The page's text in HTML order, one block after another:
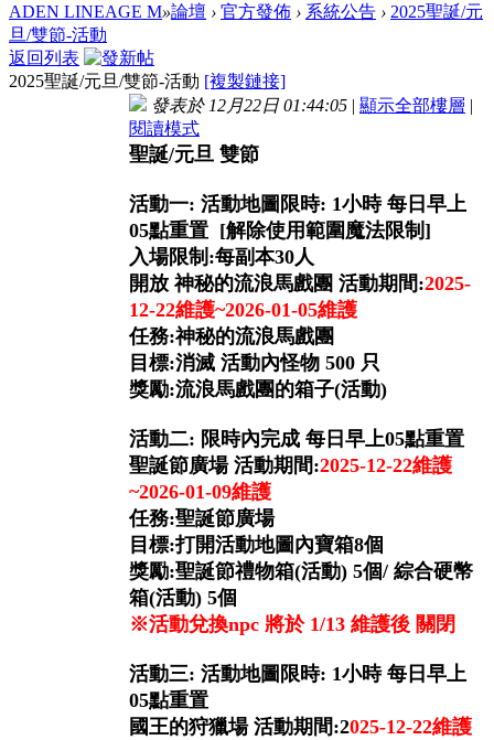
ADEN LINEAGE M»論壇 › 官方發佈 › 系統公告 › 2025聖誕/元
旦/雙節-活動
返回列表
2025聖誕/元旦/雙節-活動 [複製鏈接]
發表於 12月22日 01:44:05 | 顯示全部樓層 |
閱讀模式
聖誕/元旦 雙節
活動一: 活動地圖限時: 1小時 每日早上
05點重置 [解除使用範圍魔法限制]
入場限制:每副本30人
開放 神秘的流浪馬戲團 活動期間:2025-
12-22維護~2026-01-05維護
任務:神秘的流浪馬戲團
目標:消滅 活動內怪物 500 只
獎勵:流浪馬戲團的箱子(活動)
活動二: 限時內完成 每日早上05點重置
聖誕節廣場 活動期間:2025-12-22維護
~2026-01-09維護
任務:聖誕節廣場
目標:打開活動地圖內寶箱8個
獎勵:聖誕節禮物箱(活動) 5個/ 綜合硬幣
箱(活動) 5個
※活動兌換npc 將於 1/13 維護後 關閉
活動三: 活動地圖限時: 1小時 每日早上
05點重置
國王的狩獵場 活動期間:2025-12-22維護